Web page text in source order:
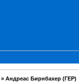
» Андреас Бирнбахер (ГЕР)